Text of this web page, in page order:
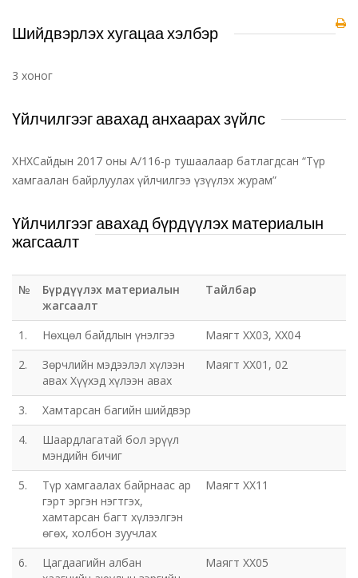
Шийдвэрлэх хугацаа хэлбэр
3 хоног
Үйлчилгээг авахад анхаарах зүйлс
ХНХСайдын 2017 оны А/116-р тушаалаар батлагдсан “Түр
хамгаалан байрлуулах үйлчилгээ үзүүлэх журам”
Үйлчилгээг авахад бүрдүүлэх материалын
жагсаалт
№
Бүрдүүлэх материалын
жагсаалт
Тайлбар
1. Нөхцөл байдлын үнэлгээ
Маягт ХХ03, ХХ04
2.
Зөрчлийн мэдээлэл хүлээн
авах Хүүхэд хүлээн авах
Маягт ХХ01, 02
3.
Хамтарсан багийн шийдвэр
4.
Шаардлагатай бол эрүүл
мэндийн бичиг
5.
Түр хамгаалах байрнаас ар
гэрт эргэн нэгтгэх,
хамтарсан багт хүлээлгэн
өгөх, холбон зуучлах
Маягт ХХ11
6.
Цагдаагийн албан
Маягт ХХ05